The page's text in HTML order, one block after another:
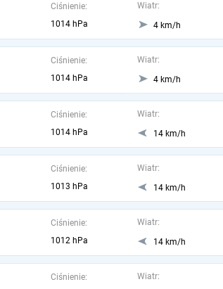
Ciśnienie:
1014 hPa
Wiatr:
4 km/h
Ciśnienie:
1014 hPa
Wiatr:
4 km/h
Ciśnienie:
1014 hPa
Wiatr:
14 km/h
Ciśnienie:
1013 hPa
Wiatr:
14 km/h
Ciśnienie:
1012 hPa
Wiatr:
14 km/h
Ciśnienie:
Wiatr: